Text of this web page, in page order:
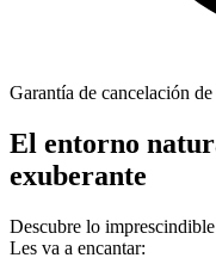
Garantía de cancelación
El entorno
exuberante
Descubre lo imprescindible
Les va a encantar: